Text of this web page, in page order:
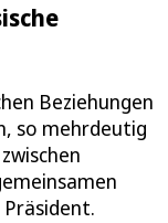
Beziehungen
so mehrdeutig